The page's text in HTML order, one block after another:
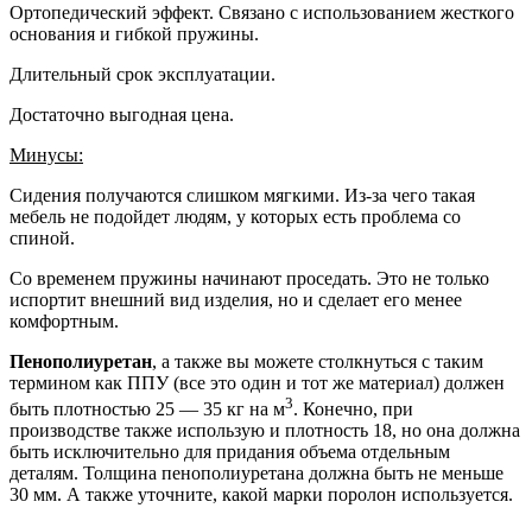
Ортопедический эффект. Связано с использованием жесткого
основания и гибкой пружины.
Длительный срок эксплуатации.
Достаточно выгодная цена.
Минусы:
Сидения получаются слишком мягкими. Из-за чего такая
мебель не подойдет людям, у которых есть проблема со
спиной.
Со временем пружины начинают проседать. Это не только
испортит внешний вид изделия, но и сделает его менее
комфортным.
Пенополиуретан, а также вы можете столкнуться с таким
термином как ППУ (все это один и тот же материал) должен
быть плотностью 25 — 35 кг на м3. Конечно, при
производстве также использую и плотность 18, но она должна
быть исключительно для придания объема отдельным
деталям. Толщина пенополиуретана должна быть не меньше
30 мм. А также уточните, какой марки поролон используется.